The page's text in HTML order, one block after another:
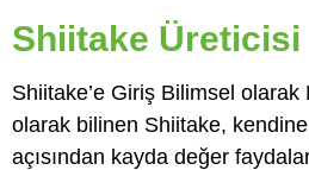
Shiitake Üreticisi
Shiitake’e Giriş Bilimsel
olarak bilinen Shiitake,
açısından kayda değer